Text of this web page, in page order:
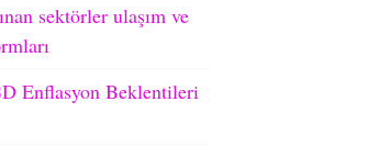
sektörler ulaşım ve
Enflasyon Beklentileri